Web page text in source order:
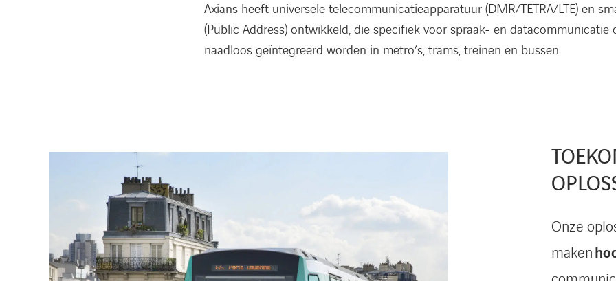
Axians heeft universele telecommunicatieapparatuur (DMR/TETRA/LTE) en
(Public Address) ontwikkeld, die specifiek voor spraak- en
naadloos geïntegreerd worden in metro’s, trams, treinen en bussen.
Onze
maken